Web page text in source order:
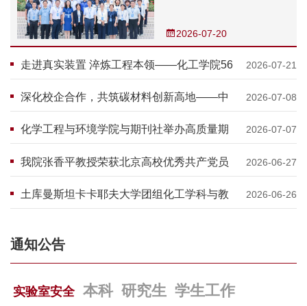
2026-07-20
2026-07-21
走进真实装置 淬炼工程本领——化工学院56
名学生在燕山石化实操实训基地完成生产实
习
2026-07-08
深化校企合作，共筑碳材料创新高地——中
国石油大学（北京）与中国石化成功举办碳
材料交流研讨会
2026-07-07
化学工程与环境学院与期刊社举办高质量期
刊发展交流座谈会
2026-06-27
我院张香平教授荣获北京高校优秀共产党员
2026-06-26
土库曼斯坦卡卡耶夫大学团组化工学科与教
学交流活动顺利举办
通知公告
实验室安全 本科 研究生 学生工作